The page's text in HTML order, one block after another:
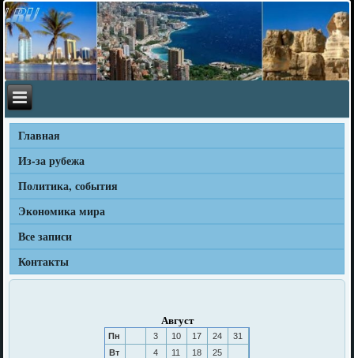
Главная
Из-за рубежа
Политика, события
Экономика мира
Все записи
Контакты
Август
Пн 3 10 17 24
31
Вт
4 11 18
25